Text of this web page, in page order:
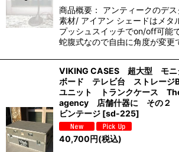
商品概要： アンティークのデス
素材/ アイアン シェードはメタ
プッシュスイッチでon/off可能
蛇腹式なので自由に角度が変更
VIKING CASES 超大型 モ
ボード テレビ台 ストレージ
ユニット トランクケース
agency 店舗什器に その２
ビンテージ [sd-225]
40,700円(税込)